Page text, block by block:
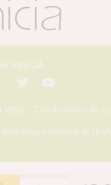
VINICIA
legal Condiciones de
a menores de 18